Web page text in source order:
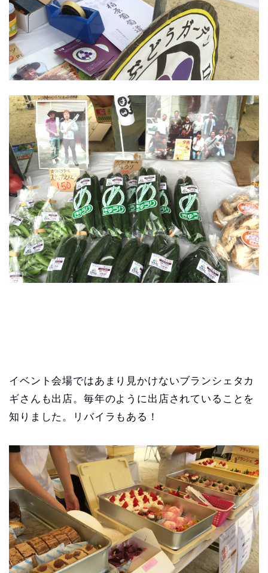
イベント会場ではあまり見かけないブランシェタカ
ギさんも出店。毎年のように出店されていることを
知りました。リバイラもある！